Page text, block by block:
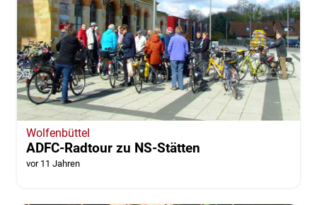
Wolfenbüttel
ADFC-Radtour zu NS-Stätten
vor 11 Jahren